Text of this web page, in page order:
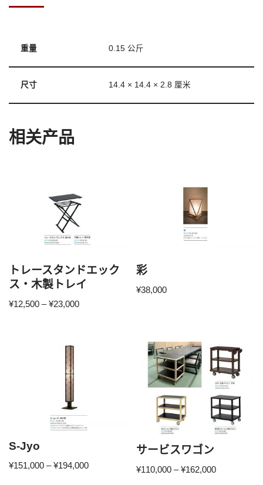
重量 0.15 公斤
尺寸 14.4 × 14.4 × 2.8 厘米
相关产品
トレースタンドエック
ス・木製トレイ
¥12,500 –¥23,000
彩
¥38,000
S-Jyo
¥151,000 –¥194,000
サービスワゴン
¥110,000 –¥162,000